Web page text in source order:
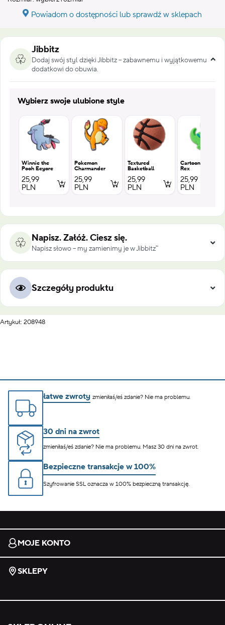
Powiadom o dostępności lub sprawdź w sklepach
Jibbitz
Dodaj swój styl dzięki Jibbitz – zabawnemu i wyjątkowemu
dodatkowi do obuwia.
Wybierz swoje ulubione style
Winnie the
Pooh Eeyore
25,99
PLN
Pokemon
Charmander
25,99
PLN
Textured
Basketball
25,99
PLN
Cartoon T
Rex
25,99
PLN
Napisz. Załóż. Ciesz się.
Napisz słowo – my zamienimy je w Jibbitz™
Szczegóły produktu
Artykuł: 208948
łatwe zwroty zmieniłaś/eś zdanie? Nie ma problemu.
30 dni na zwrot
zmieniłaś/eś zdanie? Nie ma problemu. Masz 30 dni na zwrot.
Bezpieczne transakcje w 100%
Szyfrowanie SSL oznacza w 100% bezpieczną transakcję.
MOJE KONTO
SKLEPY